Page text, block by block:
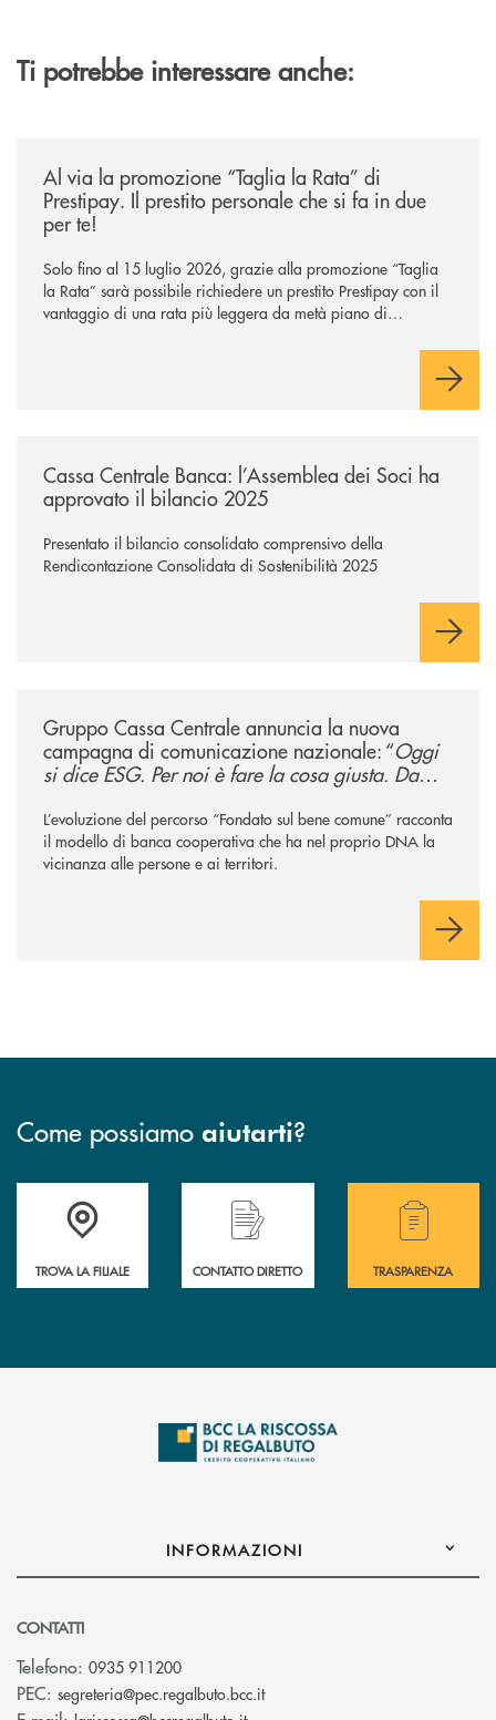
Ti potrebbe interessare anche:
Al via la promozione “Taglia la Rata” di
Prestipay. Il prestito personale che si fa in due
per te!
Solo fino al 15 luglio 2026, grazie alla promozione “Taglia
la Rata” sarà possibile richiedere un prestito Prestipay con il
vantaggio di una rata più leggera da metà piano di
Cassa Centrale Banca: l’Assemblea dei Soci ha
approvato il bilancio 2025
Presentato il bilancio consolidato comprensivo della
Rendicontazione Consolidata di Sostenibilità 2025
Gruppo Cassa Centrale annuncia la nuova
campagna di comunicazione nazionale: “Oggi
si dice ESG. Per noi è fare la cosa giusta. Da
L’evoluzione del percorso “Fondato sul bene comune” racconta
il modello di banca cooperativa che ha nel proprio DNA la
vicinanza alle persone e ai territori.
Come possiamo aiutarti?
Accedi all' elenco completo delle filiali della Bcc
TROVA LA FILIALE
Hai bisogno di assistenza immediata?
CONTATTO DIRETTO
Hai bisogno di
TRASPARENZA
INFORMAZIONI
CONTATTI
Telefono: 0935 911200
PEC: segreteria@pec.regalbuto.bcc.it(si apre l’app di posta